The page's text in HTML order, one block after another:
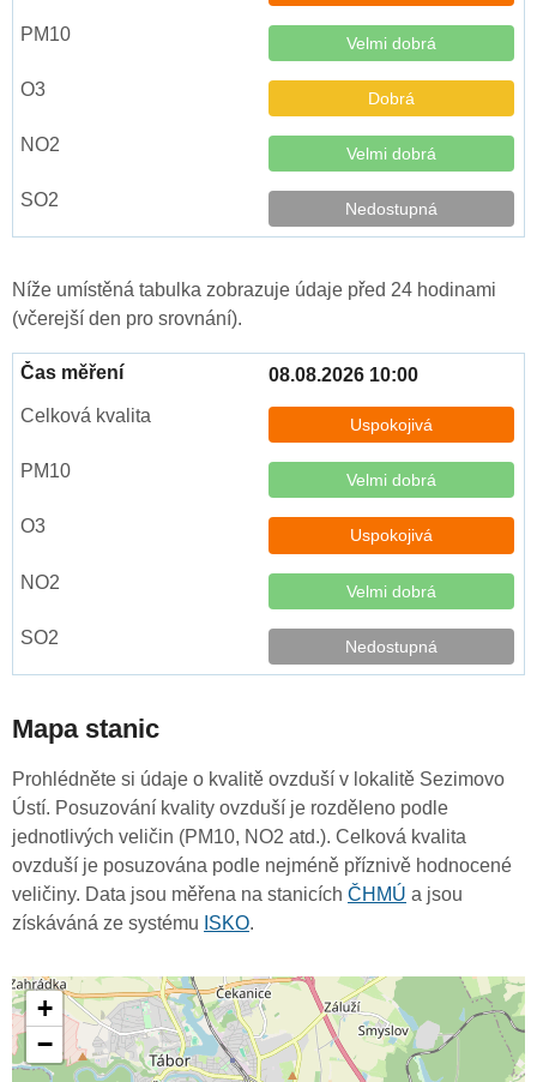
Velmi dobrá
Dobrá
Velmi dobrá
Nedostupná
Níže umístěná tabulka zobrazuje údaje před 24 hodinami
(včerejší den pro srovnání).
08.08.2026 10:00
Uspokojivá
Velmi dobrá
Uspokojivá
Velmi dobrá
Nedostupná
Mapa stanic
Prohlédněte si údaje o kvalitě ovzduší v lokalitě Sezimovo
Ústí. Posuzování kvality ovzduší je rozděleno podle
jednotlivých veličin (PM10, NO2 atd.). Celková kvalita
ovzduší je posuzována podle nejméně příznivě hodnocené
veličiny. Data jsou měřena na stanicích ČHMÚ a jsou
získáváná ze systému ISKO.
+
−